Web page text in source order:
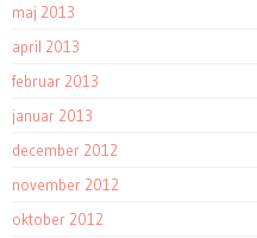
maj 2013
april 2013
februar 2013
januar 2013
december 2012
november 2012
oktober 2012